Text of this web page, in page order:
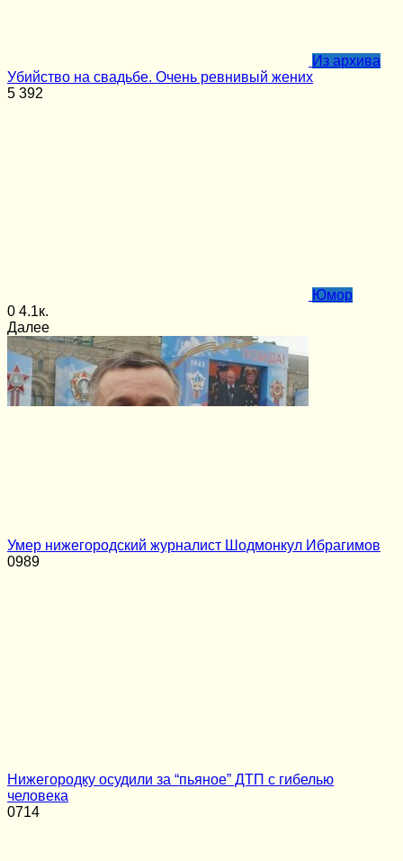
Из архива
Убийство на свадьбе. Очень ревнивый жених
5 392
Юмор
0 4.1к.
Далее
Умер нижегородский журналист Шодмонкул Ибрагимов
0989
Нижегородку осудили за “пьяное” ДТП с гибелью
человека
0714